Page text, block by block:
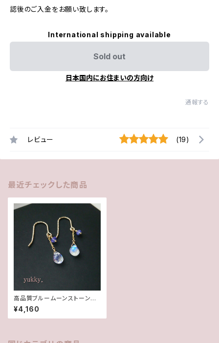
認後のご入金をお願い致します。
International shipping available
Sold out
日本国内にお住まいの方向け
通報する
レビュー (19)
最近チェックした商品
高品質ブルームーンストーン＊
タンザナイト14Kgfピアス
¥4,160